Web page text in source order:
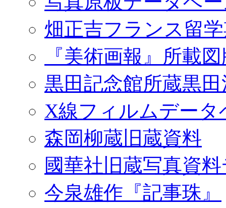
畑正吉フランス留
『美術画報』所載
黒田記念館所蔵黒
X線フィルムデータ
森岡柳蔵旧蔵資料
國華社旧蔵写真資
今泉雄作『記事珠』